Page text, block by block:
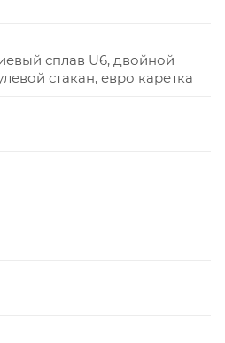
сплав U6, двойной
стакан, евро каретка